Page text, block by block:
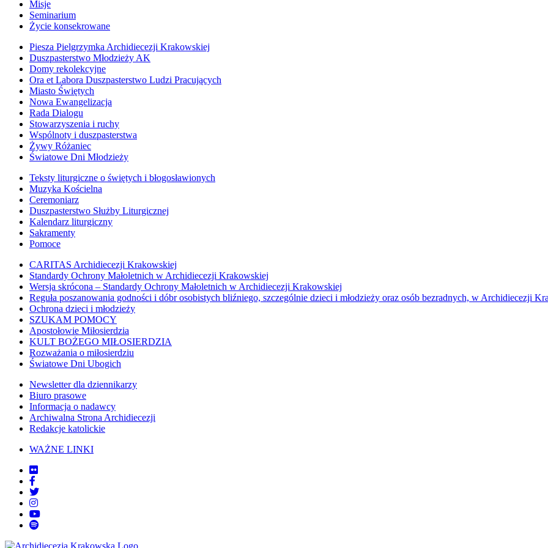
Misje
Seminarium
Życie konsekrowane
Piesza Pielgrzymka Archidiecezji Krakowskiej
Duszpasterstwo Młodzieży AK
Domy rekolekcyjne
Ora et Labora Duszpasterstwo Ludzi Pracujących
Miasto Świętych
Nowa Ewangelizacja
Rada Dialogu
Stowarzyszenia i ruchy
Wspólnoty i duszpasterstwa
Żywy Różaniec
Światowe Dni Młodzieży
Teksty liturgiczne o świętych i błogosławionych
Muzyka Kościelna
Ceremoniarz
Duszpasterstwo Służby Liturgicznej
Kalendarz liturgiczny
Sakramenty
Pomoce
CARITAS Archidiecezji Krakowskiej
Standardy Ochrony Małoletnich w Archidiecezji Krakowskiej
Wersja skrócona – Standardy Ochrony Małoletnich w Archidiecezji Krakowskiej
Reguła poszanowania godności i dóbr osobistych bliźniego, szczególnie dzieci i młodzieży oraz osób bezradnych, w Archidiecezji
Ochrona dzieci i młodzieży
SZUKAM POMOCY
Apostołowie Miłosierdzia
KULT BOŻEGO MIŁOSIERDZIA
Rozważania o miłosierdziu
Światowe Dni Ubogich
Newsletter dla dziennikarzy
Biuro prasowe
Informacja o nadawcy
Archiwalna Strona Archidiecezji
Redakcje katolickie
WAŻNE LINKI